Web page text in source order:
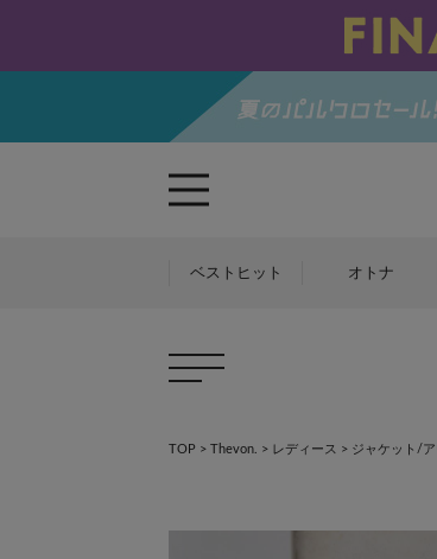
ベストヒット オトナ
TOP > Thevon. > レディース > ジャケット/